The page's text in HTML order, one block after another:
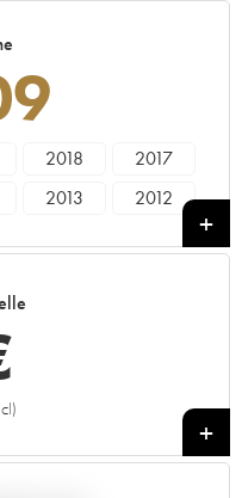
2018
2017
2013
2012
+